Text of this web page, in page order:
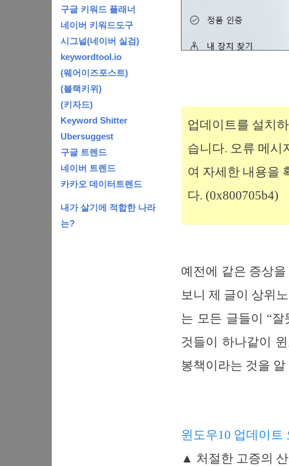
업데이트를 설치
습니다. 오류 메시
여 자세한 내용을
다. (0x800705b4)
예전에 같은 증상
보니 제 글이 상위
는 모든 글들이 “
것들이 하나같이
봉책이라는 것을
윈도우10 업데이트
▲ 처절한 고증의
구글 키워드 플래너
네이버 키워드도구
시그널(네이버 실검)
keywordtool.io
(웨어이즈포스트)
(블랙키위)
(키자드)
Keyword Shitter
Ubersuggest
구글 트렌드
네이버 트렌드
카카오 데이터트렌드
내가 살기에 적합한 나라
는?